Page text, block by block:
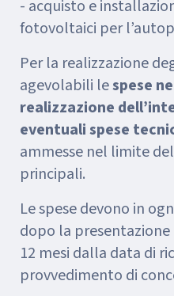
- acquisto e
fotovoltaici per
Per la realizzazione
agevolabili lespese
realizzazione
eventuali spese
ammesse nel limite
principali.
Le spese devono in
dopo la
12 mesi dalla data di
provvedimento di